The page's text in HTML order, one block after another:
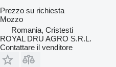
Prezzo su richiesta
Mozzo
Romania, Cristesti
ROYAL DRU AGRO S.R.L.
Contattare il venditore